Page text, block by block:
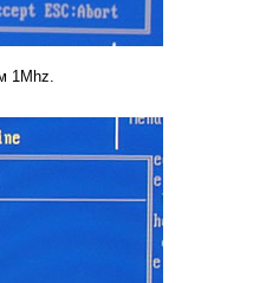
1Mhz.